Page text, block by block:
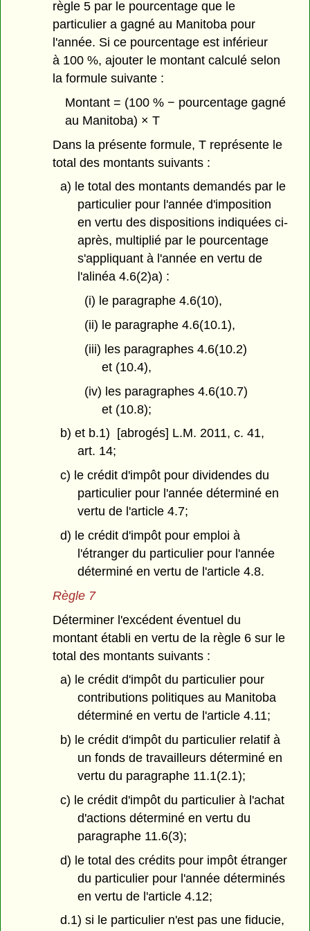
règle 5 par le pourcentage que le
particulier a gagné au Manitoba pour
l'année. Si ce pourcentage est inférieur
à 100 %, ajouter le montant calculé selon
la formule suivante :
Montant = (100 % − pourcentage gagné
au Manitoba) × T
Dans la présente formule, T représente le
total des montants suivants :
a) le total des montants demandés par le
particulier pour l'année d'imposition
en vertu des dispositions indiquées ci-
après, multiplié par le pourcentage
s'appliquant à l'année en vertu de
l'alinéa 4.6(2)a) :
(i) le paragraphe 4.6(10),
(ii) le paragraphe 4.6(10.1),
(iii) les paragraphes 4.6(10.2)
et (10.4),
(iv) les paragraphes 4.6(10.7)
et (10.8);
b) et b.1) [abrogés] L.M. 2011, c. 41,
art. 14;
c) le crédit d'impôt pour dividendes du
particulier pour l'année déterminé en
vertu de l'article 4.7;
d) le crédit d'impôt pour emploi à
l'étranger du particulier pour l'année
déterminé en vertu de l'article 4.8.
Règle 7
Déterminer l'excédent éventuel du
montant établi en vertu de la règle 6 sur le
total des montants suivants :
a) le crédit d'impôt du particulier pour
contributions politiques au Manitoba
déterminé en vertu de l'article 4.11;
b) le crédit d'impôt du particulier relatif à
un fonds de travailleurs déterminé en
vertu du paragraphe 11.1(2.1);
c) le crédit d'impôt du particulier à l'achat
d'actions déterminé en vertu du
paragraphe 11.6(3);
d) le total des crédits pour impôt étranger
du particulier pour l'année déterminés
en vertu de l'article 4.12;
d.1) si le particulier n'est pas une fiducie,